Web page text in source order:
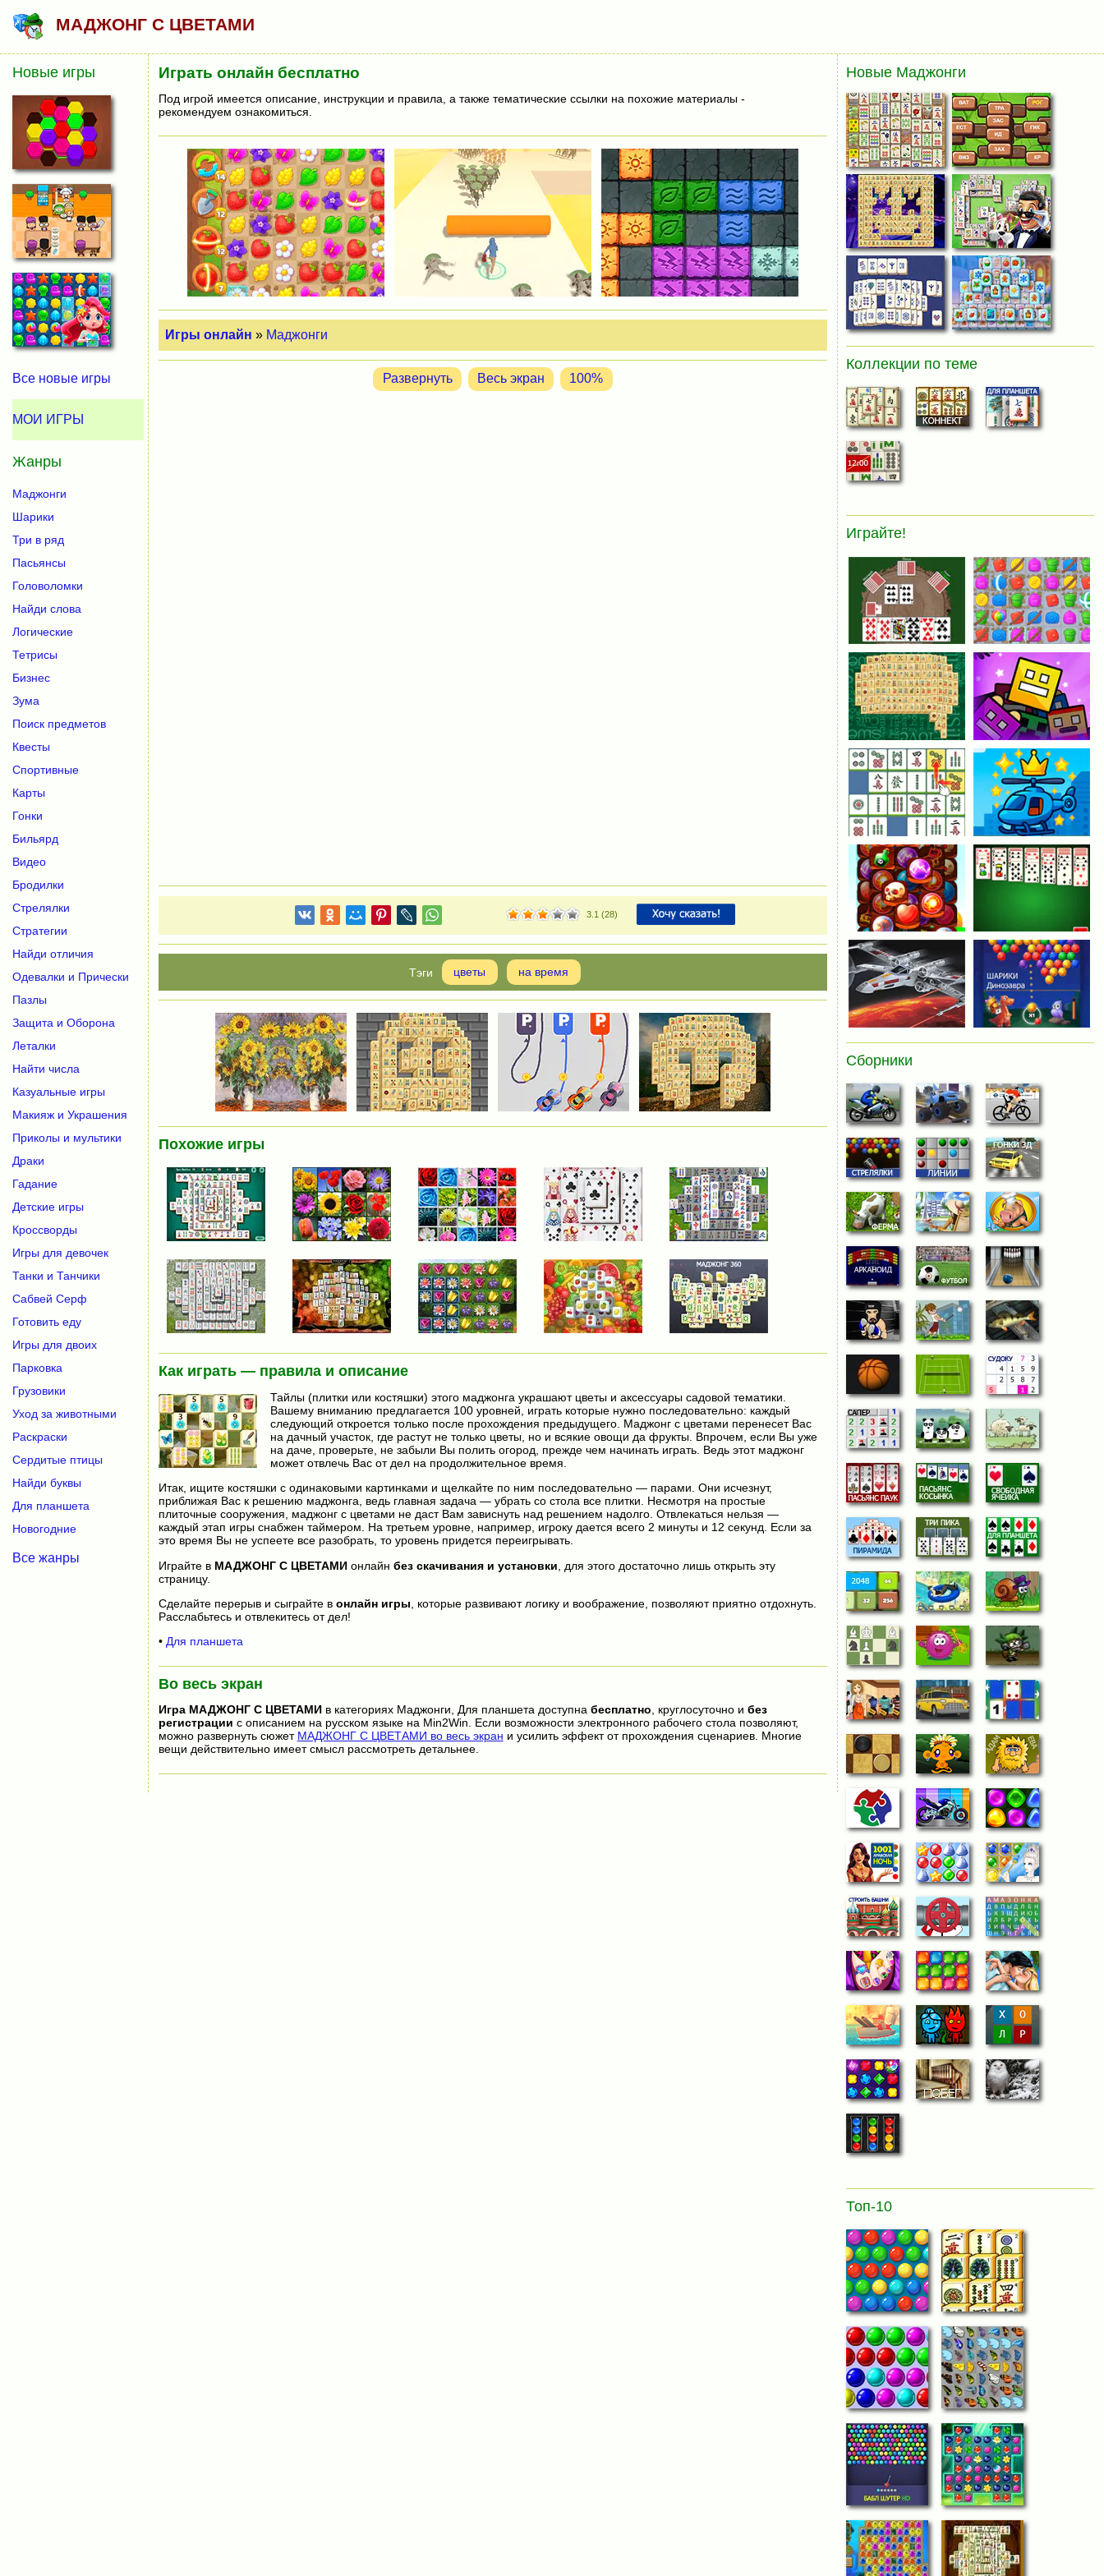
МАДЖОНГ С ЦВЕТАМИ
Играть онлайн бесплатно
Под игрой имеется описание, инструкции и правила, а также тематические ссылки на похожие материалы -
рекомендуем ознакомиться.
Игры онлайн » Маджонги
Развернуть Весь экран 100%
3.1 (28)
цветы на время
Похожие игры
Как играть — правила и описание
Тайлы (плитки или костяшки) этого маджонга украшают цветы и аксессуары садовой тематики.
Вашему вниманию предлагается 100 уровней, играть которые нужно последовательно: каждый
следующий откроется только после прохождения предыдущего. Маджонг с цветами перенесет Вас
на дачный участок, где растут не только цветы, но и всякие овощи да фрукты. Впрочем, если Вы уже
на даче, проверьте, не забыли Вы полить огород, прежде чем начинать играть. Ведь этот маджонг
может отвлечь Вас от дел на продолжительное время.
Итак, ищите костяшки с одинаковыми картинками и щелкайте по ним последовательно — парами. Они исчезнут,
приближая Вас к решению маджонга, ведь главная задача — убрать со стола все плитки. Несмотря на простые
плиточные сооружения, маджонг с цветами не даст Вам зависнуть над решением надолго. Отвлекаться нельзя —
каждый этап игры снабжен таймером. На третьем уровне, например, игроку дается всего 2 минуты и 12 секунд. Если за
это время Вы не успеете все разобрать, то уровень придется переигрывать.
Играйте в МАДЖОНГ С ЦВЕТАМИонлайн без скачивания и установки , для этого достаточно лишь открыть эту
страницу.
Сделайте перерыв и сыграйте в онлайн игры , которые развивают логику и воображение, позволяют приятно отдохнуть.
Расслабьтесь и отвлекитесь от дел!
• Для планшета
Во весь экран
Игра МАДЖОНГ С ЦВЕТАМИв категориях Маджонги, Для планшета доступна бесплатно, круглосуточно и без
регистрации с описанием на русском языке на Min2Win. Если возможности электронного рабочего стола позволяют,
можно развернуть сюжет МАДЖОНГ С ЦВЕТАМИ во весь экран и усилить эффект от прохождения сценариев. Многие
вещи действительно имеет смысл рассмотреть детальнее.
Новые игры
Все новые игры
МОИ ИГРЫ
Жанры
Маджонги
Шарики
Три в ряд
Пасьянсы
Головоломки
Найди слова
Логические
Тетрисы
Бизнес
Зума
Поиск предметов
Квесты
Спортивные
Карты
Гонки
Бильярд
Видео
Бродилки
Стрелялки
Стратегии
Найди отличия
Одевалки и Прически
Пазлы
Защита и Оборона
Леталки
Найти числа
Казуальные игры
Макияж и Украшения
Приколы и мультики
Драки
Гадание
Детские игры
Кроссворды
Игры для девочек
Танки и Танчики
Сабвей Серф
Готовить еду
Игры для двоих
Парковка
Грузовики
Уход за животными
Раскраски
Сердитые птицы
Найди буквы
Для планшета
Новогодние
Все жанры
Новые Маджонги
Коллекции по теме
Играйте!
Сборники
Топ-10